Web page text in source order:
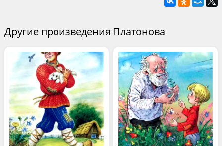
Другие произведения Платонова